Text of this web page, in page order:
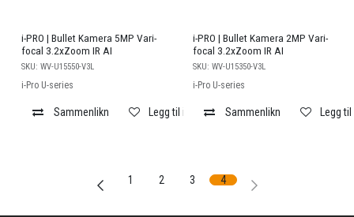
i-PRO | Bullet Kamera 5MP Vari-
focal 3.2xZoom IR AI
SKU: WV-U15550-V3L
i-Pro U-series
Sammenlikn Legg til i ønskeliste
i-PRO | Bullet Kamera 2MP Vari-
focal 3.2xZoom IR AI
SKU: WV-U15350-V3L
i-Pro U-series
Sammenlikn Legg
1 2 3 4